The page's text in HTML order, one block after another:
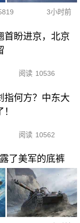
3小时前
首盼进京，北京
阅读 10536
指何方？中东大
阅读 10562
了美军的底裤